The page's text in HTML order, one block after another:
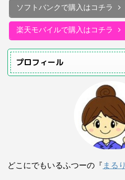
ソフトバンクで購入はコチラ
楽天モバイルで購入はコチラ
プロフィール
どこにでもいるふつーの『 まるり